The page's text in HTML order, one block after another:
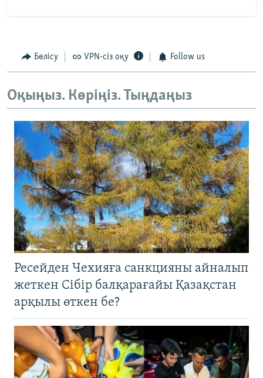
Бөлісу VPN-сіз оқу Follow us
Оқыңыз. Көріңіз. Тыңдаңыз
Ресейден Чехияға санкцияны айналып
жеткен Сібір балқарағайы Қазақстан
арқылы өткен бе?